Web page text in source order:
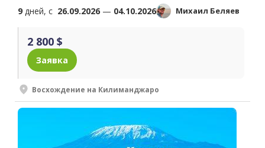
9 дней, c 26.09.2026 — 04.10.2026 Михаил Беляев
2 800 $
Заявка
Восхождение на Килиманджаро